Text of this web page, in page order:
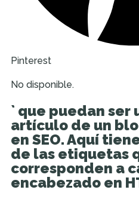
Pinterest
No disponible.
` que puedan ser
artículo de un
en SEO. Aquí
de las etiquetas
corresponden a
encabezado en